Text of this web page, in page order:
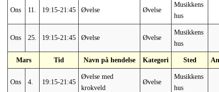
Ons 11. 19:15-21:45 Øvelse Øvelse
Musikkens
hus
Ons 25. 19:15-21:45 Øvelse Øvelse
Musikkens
hus
Mars Tid Navn på hendelse Kategori Sted
Ons 4. 19:15-21:45
Øvelse med
krokveld
Øvelse
Musikkens
hus